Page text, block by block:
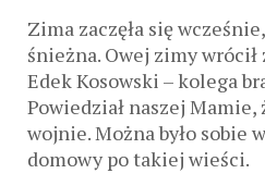
Zima zaczęła się
śnieżna. Owej zimy wrócił
Edek Kosowski – kolega
Powiedział naszej Mamie,
wojnie. Można było sobie
domowy po takiej wieści.